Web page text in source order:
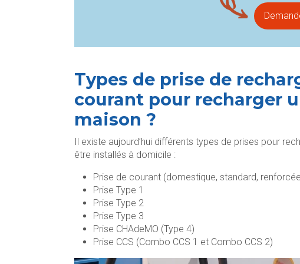
Types de prise de
courant pour recharger
maison ?
Il existe aujourd’hui différents types de prises pour
être installés à domicile :
Prise de courant (domestique, standard,
Prise Type 1
Prise Type 2
Prise Type 3
Prise CHAdeMO (Type 4)
Prise CCS (Combo CCS 1 et Combo CCS 2)